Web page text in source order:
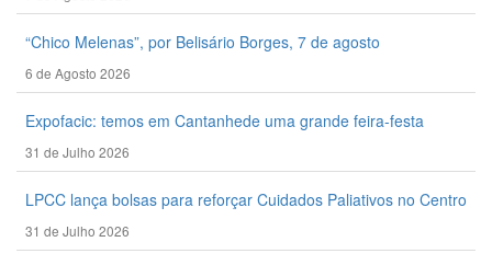
“Chico Melenas”, por Belisário Borges, 7 de agosto
6 de Agosto 2026
Expofacic: temos em Cantanhede uma grande feira-festa
31 de Julho 2026
LPCC lança bolsas para reforçar Cuidados Paliativos no Centro
31 de Julho 2026